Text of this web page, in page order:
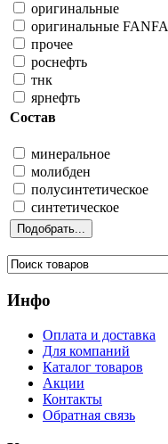
оригинальные
оригинальные
прочее
роснефть
тнк
ярнефть
Состав
минеральное
молибден
полусинтетическое
синтетическое
Инфо
Оплата и доставка
Для компаний
Каталог товаров
Акции
Контакты
Обратная связь